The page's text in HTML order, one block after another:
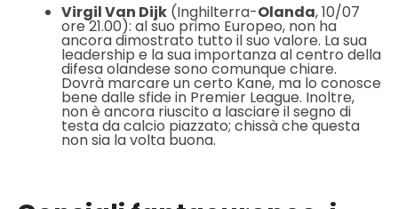
Virgil Van Dijk(Inghilterra-Olanda, 10/07
ore 21.00): al suo primo Europeo, non ha
ancora dimostrato tutto il suo valore. La sua
leadership e la sua importanza al centro della
difesa olandese sono comunque chiare.
Dovrà marcare un certo Kane, ma lo conosce
bene dalle sfide in Premier League. Inoltre,
non è ancora riuscito a lasciare il segno di
testa da calcio piazzato; chissà che questa
non sia la volta buona.